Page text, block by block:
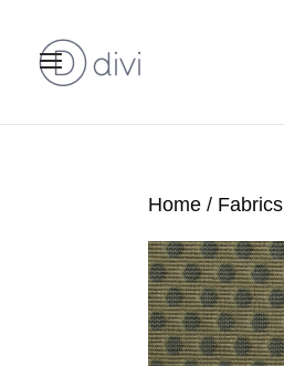
Home / Fabrics